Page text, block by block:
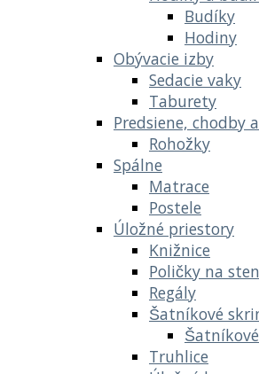
Budíky
Hodiny
Obývacie izby
Sedacie vaky
Taburety
Predsiene, chodby
Rohožky
Spálne
Matrace
Postele
Úložné priestory
Knižnice
Poličky na
Regály
Šatníkové
Truhlice